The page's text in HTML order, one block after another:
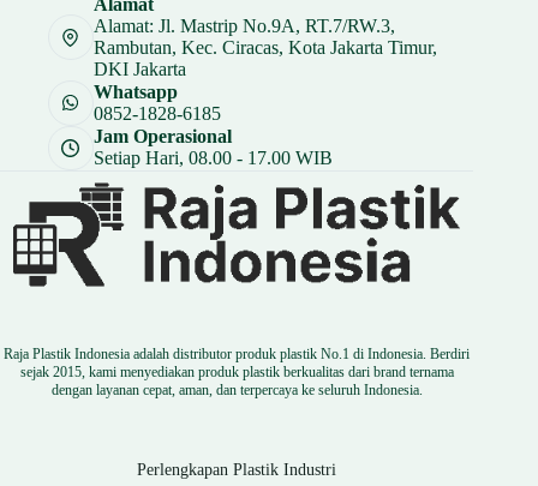
Rp 8.250.
Alamat
Alamat: Jl. Mastrip No.9A, RT.7/RW.3,
Rambutan, Kec. Ciracas, Kota Jakarta Timur,
DKI Jakarta
Whatsapp
0852-1828-6185
Jam Operasional
Setiap Hari, 08.00 - 17.00 WIB
Raja Plastik Indonesia adalah distributor produk plastik No.1 di Indonesia. Berdiri
sejak 2015, kami menyediakan produk plastik berkualitas dari brand ternama
dengan layanan cepat, aman, dan terpercaya ke seluruh Indonesia.
Perlengkapan Plastik Industri